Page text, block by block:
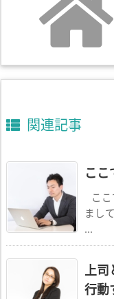
関連記事
こ
こ
まし
...
上司
行動